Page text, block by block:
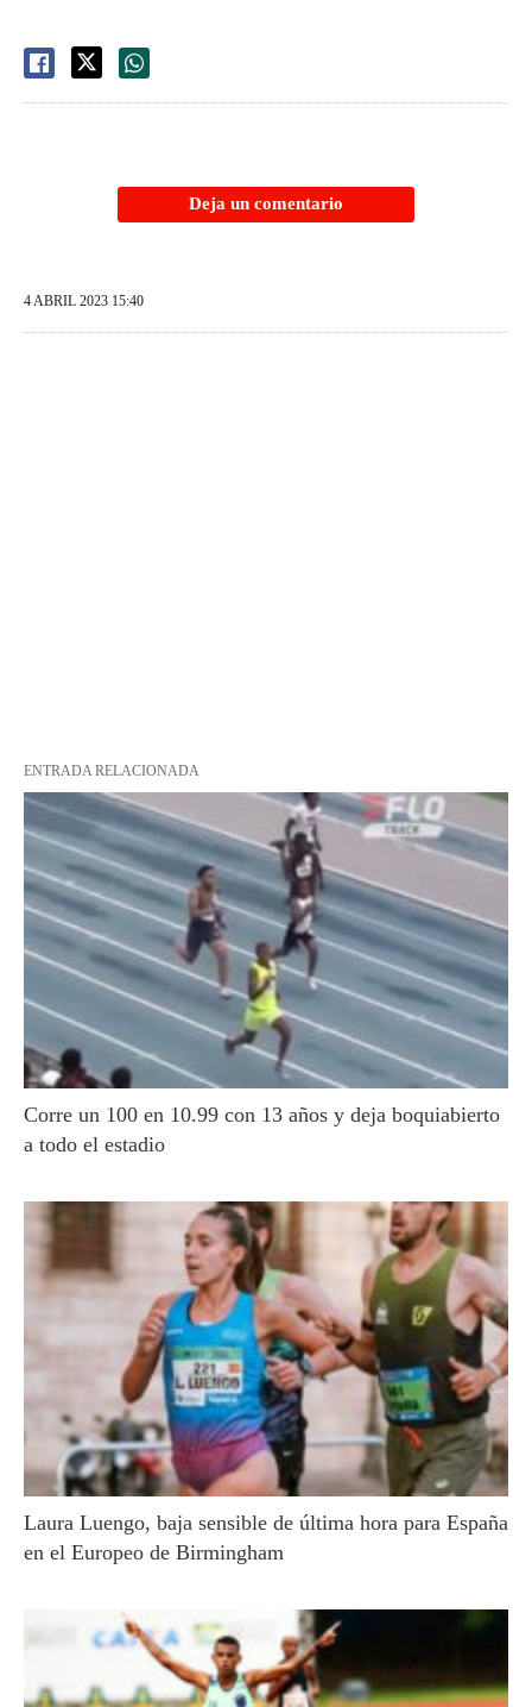
Deja un comentario
4 ABRIL 2023 15:40
ENTRADA RELACIONADA
Corre un 100 en 10.99 con 13 años y deja boquiabierto
a todo el estadio
Laura Luengo, baja sensible de última hora para España
en el Europeo de Birmingham